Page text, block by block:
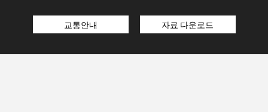
교통안내 자료 다운로드